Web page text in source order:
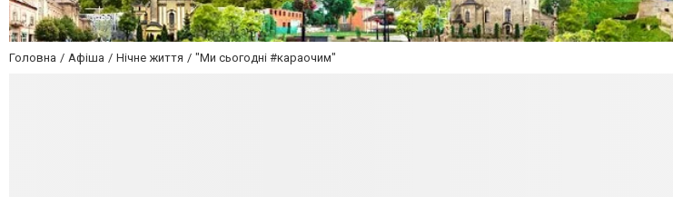
Головна Афіша Нічне життя "Ми сьогодні #караочим"